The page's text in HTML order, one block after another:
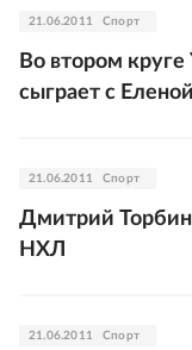
21.06.2011 Спорт
Во втором
сыграет с
21.06.2011 Спорт
Дмитрий
НХЛ
21.06.2011 Спорт